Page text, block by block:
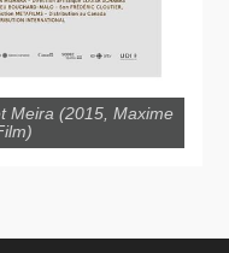
Meira (2015, Maxime